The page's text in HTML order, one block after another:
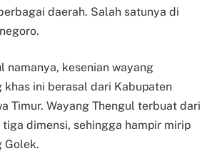
daerah. Salah satunya di
namanya, kesenian wayang
ini berasal dari Kabupaten
Timur. Wayang Thengul terbuat dari
dimensi, sehingga hampir mirip
Golek.